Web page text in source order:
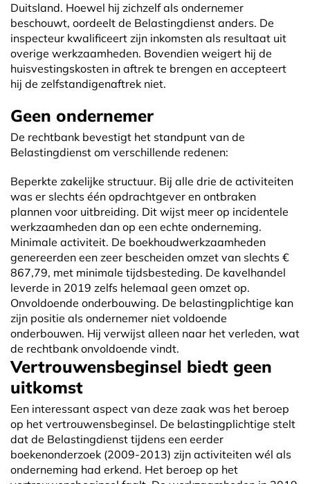
Duitsland. Hoewel hij zichzelf als ondernemer
beschouwt, oordeelt de Belastingdienst anders. De
inspecteur kwalificeert zijn inkomsten als resultaat uit
overige werkzaamheden. Bovendien weigert hij de
huisvestingskosten in aftrek te brengen en accepteert
hij de zelfstandigenaftrek niet.
Geen ondernemer
De rechtbank bevestigt het standpunt van de
Belastingdienst om verschillende redenen:
Beperkte zakelijke structuur. Bij alle drie de activiteiten
was er slechts één opdrachtgever en ontbraken
plannen voor uitbreiding. Dit wijst meer op incidentele
werkzaamheden dan op een echte onderneming.
Minimale activiteit. De boekhoudwerkzaamheden
genereerden een zeer bescheiden omzet van slechts €
867,79, met minimale tijdsbesteding. De kavelhandel
leverde in 2019 zelfs helemaal geen omzet op.
Onvoldoende onderbouwing. De belastingplichtige kan
zijn positie als ondernemer niet voldoende
onderbouwen. Hij verwijst alleen naar het verleden, wat
de rechtbank onvoldoende vindt.
Vertrouwensbeginsel biedt geen
uitkomst
Een interessant aspect van deze zaak was het beroep
op het vertrouwensbeginsel. De belastingplichtige stelt
dat de Belastingdienst tijdens een eerder
boekenonderzoek (2009-2013) zijn activiteiten wél als
onderneming had erkend. Het beroep op het